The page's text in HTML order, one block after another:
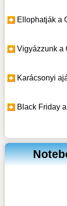
Ellophatják a
Vigyázzunk a
Karácsonyi
Black Friday